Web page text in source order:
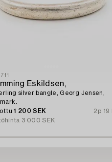
Eskildsen,
silver bangle, Georg Jensen,
1 200 SEK
2p 19
3 000 SEK